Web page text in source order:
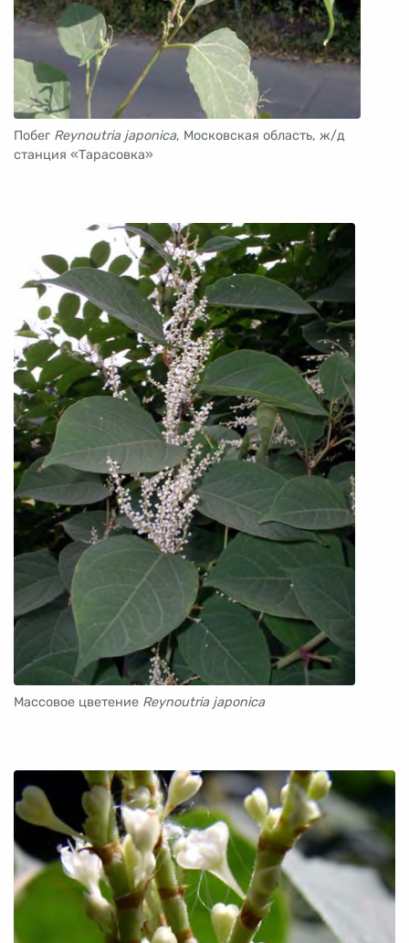
Побег Reynoutria japonica, Московская область, ж/д
станция «Тарасовка»
Массовое цветение Reynoutria japonica